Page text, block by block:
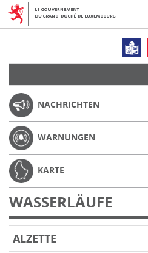
NACHRICHTEN
WARNUNGEN
KARTE
WASSERLÄUFE
ALZETTE